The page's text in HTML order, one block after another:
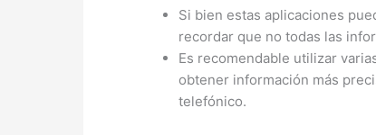
Si bien estas aplicaciones
recordar que no todas las
Es recomendable utilizar
obtener información más
telefónico.